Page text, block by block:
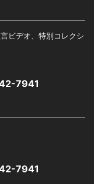
ビデオ、特別コレクシ
7941
7941